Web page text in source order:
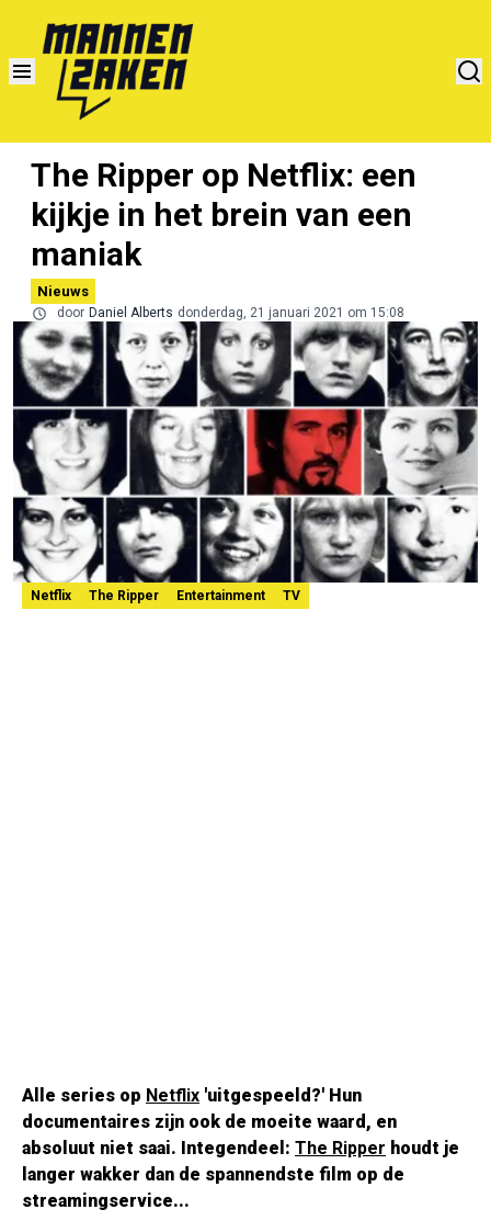
The Ripper op Netflix: een
kijkje in het brein van een
maniak
Nieuws
door Daniel Alberts donderdag, 21 januari 2021 om 15:08
Netflix The Ripper Entertainment TV
Alle series op Netflix 'uitgespeeld?' Hun
documentaires zijn ook de moeite waard, en
absoluut niet saai. Integendeel: The Ripper houdt je
langer wakker dan de spannendste film op de
streamingservice...